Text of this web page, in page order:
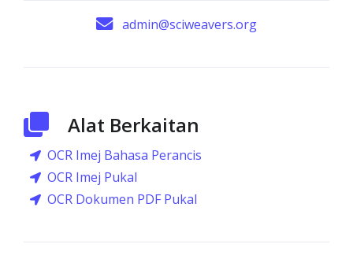
admin@sciweavers.org
Alat Berkaitan
OCR Imej Bahasa Perancis
OCR Imej Pukal
OCR Dokumen PDF Pukal